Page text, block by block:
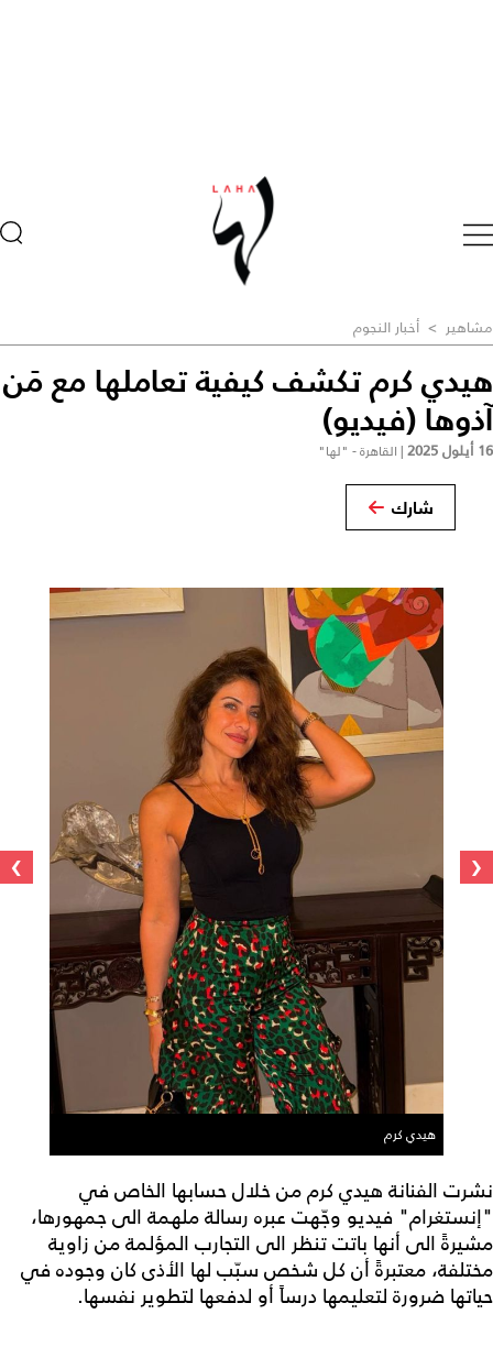
مشاهير > أخبار النجوم
هيدي كرم تكشف كيفية تعاملها مع مَن
آذوها (فيديو)
16 أيلول 2025 | القاهرة - "لها"
شارك
هيدي كرم
‹
›
نشرت الفنانة هيدي كرم من خلال حسابها الخاص في
"إنستغرام" فيديو وجّهت عبره رسالة ملهمة الى جمهورها،
مشيرةً الى أنها باتت تنظر الى التجارب المؤلمة من زاوية
مختلفة، معتبرةً أن كل شخص سبّب لها الأذى كان وجوده في
حياتها ضرورة لتعليمها درساً أو لدفعها لتطوير نفسها.